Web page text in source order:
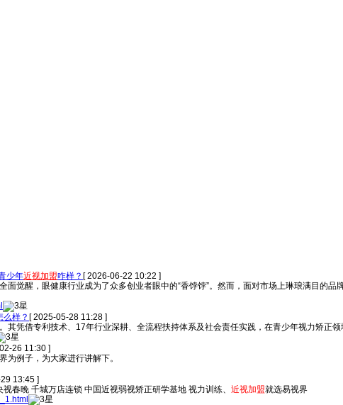
少年近视加盟咋样？ [ 2026-06-22 10:22 ]
觉醒，眼健康行业成为了众多创业者眼中的“香饽饽”。然而，面对市场上琳琅满目的
么样？ [ 2025-05-28 11:28 ]
其凭借专利技术、17年行业深耕、全流程扶持体系及社会责任实践，在青少年视力矫正
26 11:30 ]
为例子，为大家进行讲解下。
13:45 ]
春晚 千城万店连锁 中国近视弱视矫正研学基地 视力训练、 近视加盟就选易视界